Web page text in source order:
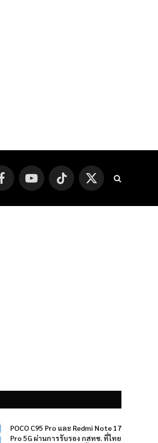
FacebookYouTube TikTok
X
(Twitter)
POCO C95 Pro และ Redmi Note 17
Pro 5G ผ่านการรับรอง กสทช. ที่ไทย